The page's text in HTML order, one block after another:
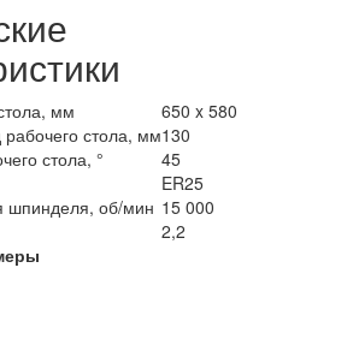
мм
650 x 580
стола, мм130
стола, °
45
ER25
шпинделя, об/мин 15 000
2,2